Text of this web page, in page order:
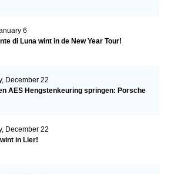
6
di Luna wint in de New Year Tour!
December 22
AES Hengstenkeuring springen: Porsche
December 22
in Lier!